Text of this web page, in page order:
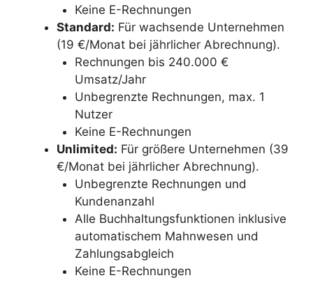
Keine E-Rechnungen
Standard: Für wachsende Unternehmen
(19 €/Monat bei jährlicher Abrechnung).
Rechnungen bis 240.000 €
Umsatz/Jahr
Unbegrenzte Rechnungen, max. 1
Nutzer
Keine E-Rechnungen
Unlimited: Für größere Unternehmen (39
€/Monat bei jährlicher Abrechnung).
Unbegrenzte Rechnungen und
Kundenanzahl
Alle Buchhaltungsfunktionen inklusive
automatischem Mahnwesen und
Zahlungsabgleich
Keine E-Rechnungen